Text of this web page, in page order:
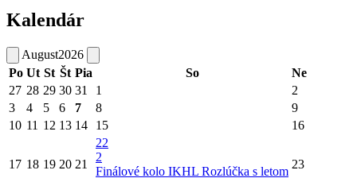
Kalendár
August2026
Po Ut St Št Pia So
Ne
27 28 29 30 31 1
2
3
4 5 6 7 8
9
10 11 12 13 14 15 16
17 18 19 20 21
22
2
Finálové kolo IKHL Rozlúčka s letom
23